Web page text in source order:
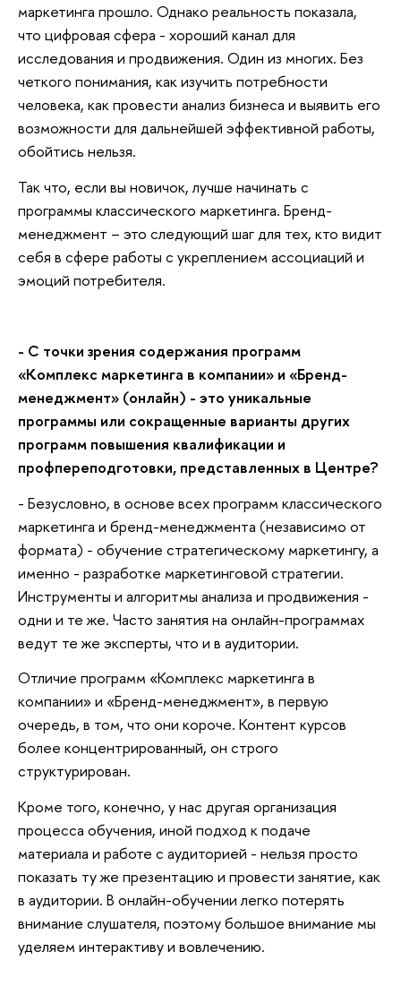
маркетинга прошло. Однако реальность показала,
что цифровая сфера - хороший канал для
исследования и продвижения. Один из многих. Без
четкого понимания, как изучить потребности
человека, как провести анализ бизнеса и выявить его
возможности для дальнейшей эффективной работы,
обойтись нельзя.
Так что, если вы новичок, лучше начинать с
программы классического маркетинга. Бренд-
менеджмент – это следующий шаг для тех, кто видит
себя в сфере работы с укреплением ассоциаций и
эмоций потребителя.
- С точки зрения содержания программ
«Комплекс маркетинга в компании» и «Бренд-
менеджмент» (онлайн) - это уникальные
программы или сокращенные варианты других
программ повышения квалификации и
профпереподготовки, представленных в Центре?
- Безусловно, в основе всех программ классического
маркетинга и бренд-менеджмента (независимо от
формата) - обучение стратегическому маркетингу, а
именно - разработке маркетинговой стратегии.
Инструменты и алгоритмы анализа и продвижения -
одни и те же. Часто занятия на онлайн-программах
ведут те же эксперты, что и в аудитории.
Отличие программ «Комплекс маркетинга в
компании» и «Бренд-менеджмент», в первую
очередь, в том, что они короче. Контент курсов
более концентрированный, он строго
структурирован.
Кроме того, конечно, у нас другая организация
процесса обучения, иной подход к подаче
материала и работе с аудиторией - нельзя просто
показать ту же презентацию и провести занятие, как
в аудитории. В онлайн-обучении легко потерять
внимание слушателя, поэтому большое внимание мы
уделяем интерактиву и вовлечению.